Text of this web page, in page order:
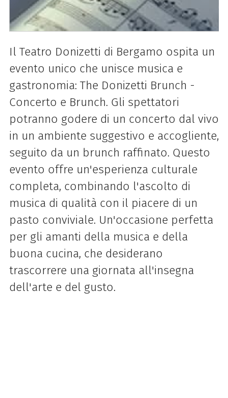
Il Teatro Donizetti di Bergamo ospita un
evento unico che unisce musica e
gastronomia: The Donizetti Brunch -
Concerto e Brunch. Gli spettatori
potranno godere di un concerto dal vivo
in un ambiente suggestivo e accogliente,
seguito da un brunch raffinato. Questo
evento offre un'esperienza culturale
completa, combinando l'ascolto di
musica di qualità con il piacere di un
pasto conviviale. Un'occasione perfetta
per gli amanti della musica e della
buona cucina, che desiderano
trascorrere una giornata all'insegna
dell'arte e del gusto.